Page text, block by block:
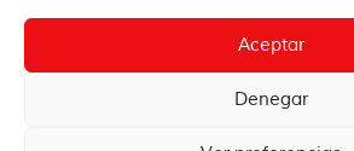
Aceptar
Denegar